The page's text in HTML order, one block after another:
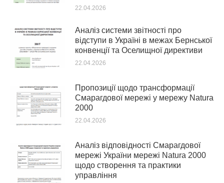
22.04.2026
Аналіз системи звітності про
відступи в Україні в межах Бернської
конвенції та Оселищної директиви
22.04.2026
Пропозиції щодо трансформації
Смарагдової мережі у мережу Natura
2000
22.04.2026
Аналіз відповідності Смарагдової
мережі України мережі Natura 2000
щодо створення та практики
управління